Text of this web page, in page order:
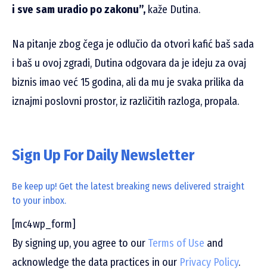
i sve sam uradio po zakonu”, kaže Dutina.
Na pitanje zbog čega je odlučio da otvori kafić baš sada
i baš u ovoj zgradi, Dutina odgovara da je ideju za ovaj
biznis imao već 15 godina, ali da mu je svaka prilika da
iznajmi poslovni prostor, iz različitih razloga, propala.
Sign Up For Daily Newsletter
Be keep up! Get the latest breaking news delivered straight
to your inbox.
[mc4wp_form]
By signing up, you agree to our Terms of Use and
acknowledge the data practices in our Privacy Policy.